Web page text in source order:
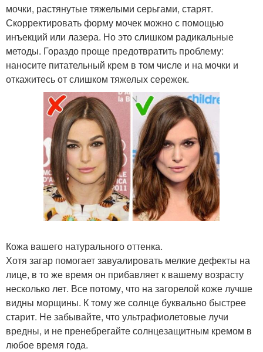
мочки, растянутые тяжелыми серьгами, старят.
Скорректировать форму мочек можно с помощью
инъекций или лазера. Но это слишком радикальные
методы. Гораздо проще предотвратить проблему:
наносите питательный крем в том числе и на мочки и
откажитесь от слишком тяжелых сережек.
Кожа вашего натурального оттенка.
Хотя загар помогает завуалировать мелкие дефекты на
лице, в то же время он прибавляет к вашему возрасту
несколько лет. Все потому, что на загорелой коже лучше
видны морщины. К тому же солнце буквально быстрее
старит. Не забывайте, что ультрафиолетовые лучи
вредны, и не пренебрегайте солнцезащитным кремом в
любое время года.